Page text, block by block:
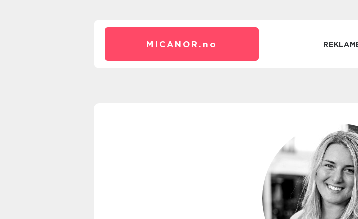
MICANOR. no